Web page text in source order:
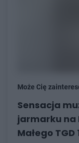
Może Cię
Sensacja
jarmarku na
Małego